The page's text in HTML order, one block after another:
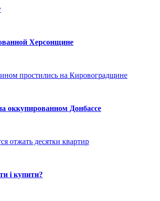
Херсонщине
простились на Кировоградщине
оккупированном Донбассе
отжать десятки квартир
і купити?